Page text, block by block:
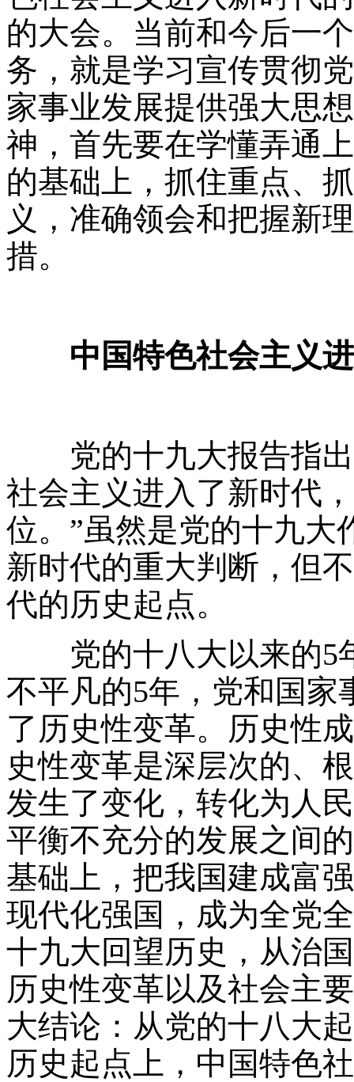
的大会。当前和今后一
务，就是学习宣传贯彻
家事业发展提供强大思
神，首先要在学懂弄通
的基础上，抓住重点、
义，准确领会和把握新
措。
中国特色社会主义
党的十九大报告指出
社会主义进入了新时代
位。”虽然是党的十九大
新时代的重大判断，但
代的历史起点。
党的十八大以来的5
不平凡的5年，党和国家
了历史性变革。历史性
史性变革是深层次的、
发生了变化，转化为人
平衡不充分的发展之间
基础上，把我国建成富
现代化强国，成为全党
十九大回望历史，从治
历史性变革以及社会主
大结论：从党的十八大
历史起点上，中国特色